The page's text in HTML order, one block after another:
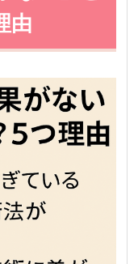
由